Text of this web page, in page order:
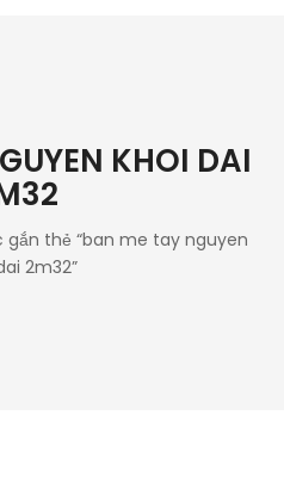
KHOI DAI
gắn thẻ “ban me tay nguyen
2m32”